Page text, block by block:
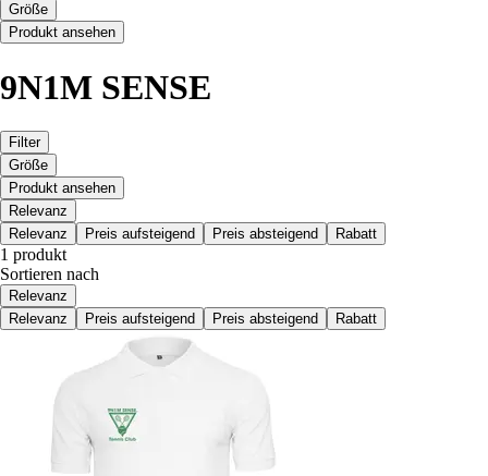
Größe
Produkt ansehen
9N1M SENSE
Filter
Größe
Produkt ansehen
Relevanz
Relevanz
Preis aufsteigend Preis absteigend Rabatt
1 produkt
Sortieren nach
Relevanz
Relevanz
Preis aufsteigend Preis absteigend Rabatt